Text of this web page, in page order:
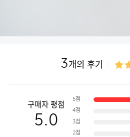
3개의 후기
구매자 평점
5.0
5점
4점
3점
2점